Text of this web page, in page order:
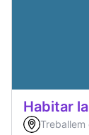
Habitar